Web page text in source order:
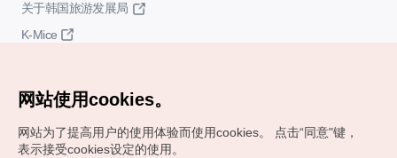
关于韩国旅游发展局
K-Mice
网站使用cookies。
网站为了提高用户的使用体验而使用cookies。
点击“同意"键，
表示接受cookies设定的使用。